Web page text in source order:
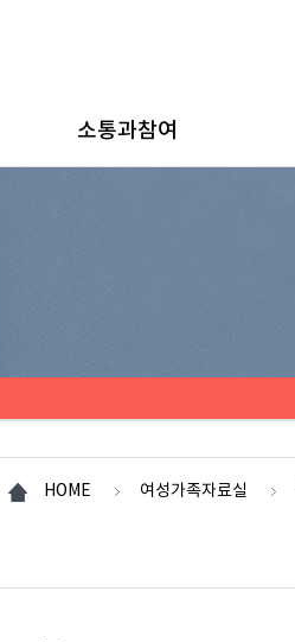
소통과참여
HOME 여성가족자료실